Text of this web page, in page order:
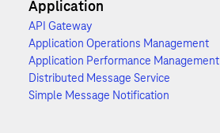
Application
API Gateway
Application Operations Management
Application Performance Management
Distributed Message Service
Simple Message Notification